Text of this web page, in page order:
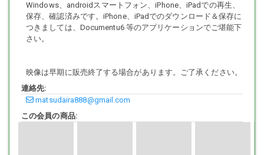
実在するお店または店員さんとは無関係です。
Windows、androidスマートフォン、iPhone、iPadでの再生、
保存、確認済みです。iPhone、iPadでのダウンロード＆保存に
つきましては、Documentu6 等のアプリケーションでご堪能下
さい。
映像は早期に販売終了する場合があります。ご了承ください。
連絡先:
matsudaira888@gmail.com
この会員の商品: